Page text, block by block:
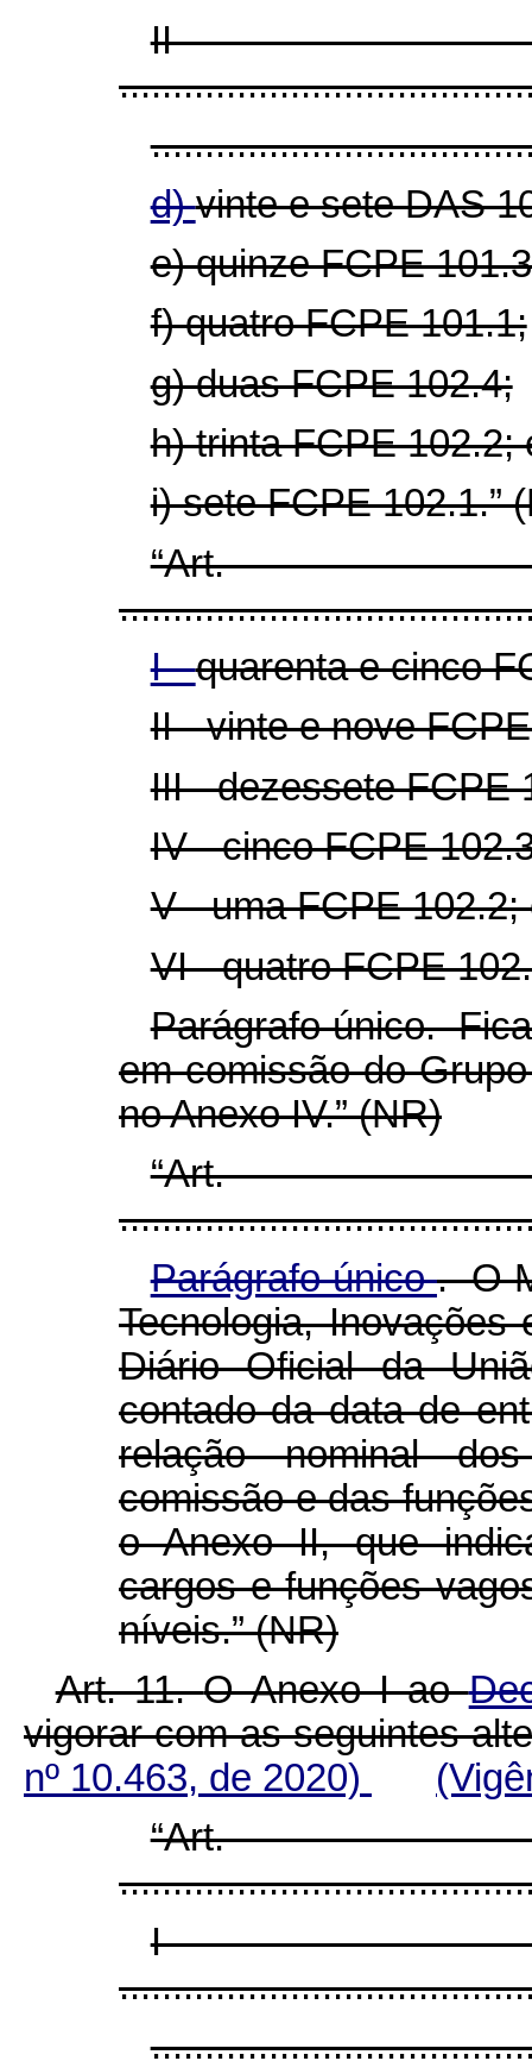
d)vinte e sete DAS
e) quinze FCPE
f) quatro FCPE 101.1;
g) duas FCPE 102.4;
h) trinta FCPE 102.2;
i) sete FCPE 102.1.”
I -quarenta e cinco
II - vinte e nove
III - dezessete FCPE
IV - cinco FCPE
V - uma FCPE 102.2;
VI - quatro FCPE
Parágrafo único.
em comissão do
no Anexo IV.” (NR)
Parágrafo único. O
Tecnologia, Inovações
Diário Oficial da
contado da data de
relação nominal
comissão e das
o Anexo II, que
cargos e funções
níveis.” (NR)
Art. 11.O Anexo I ao
vigorar com as seguintes
nº 10.463, de 2020)
I